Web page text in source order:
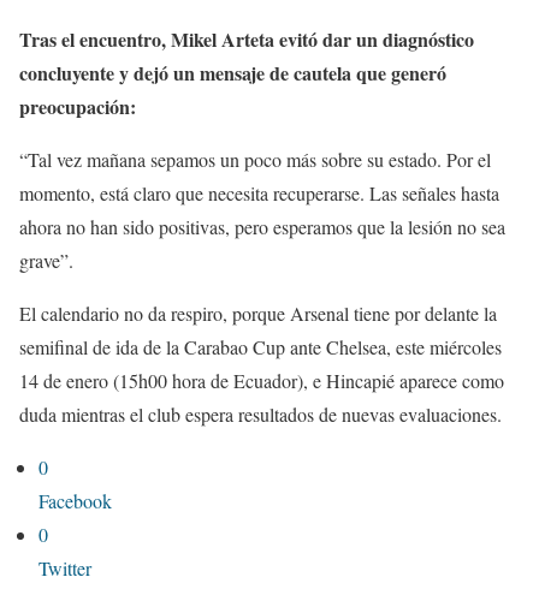
Tras el encuentro, Mikel Arteta evitó dar un diagnóstico
concluyente y dejó un mensaje de cautela que generó
preocupación:
“Tal vez mañana sepamos un poco más sobre su estado. Por el
momento, está claro que necesita recuperarse. Las señales hasta
ahora no han sido positivas, pero esperamos que la lesión no sea
grave”.
El calendario no da respiro, porque Arsenal tiene por delante la
semifinal de ida de la Carabao Cup ante Chelsea, este miércoles
14 de enero (15h00 hora de Ecuador), e Hincapié aparece como
duda mientras el club espera resultados de nuevas evaluaciones.
0
Facebook
0
Twitter